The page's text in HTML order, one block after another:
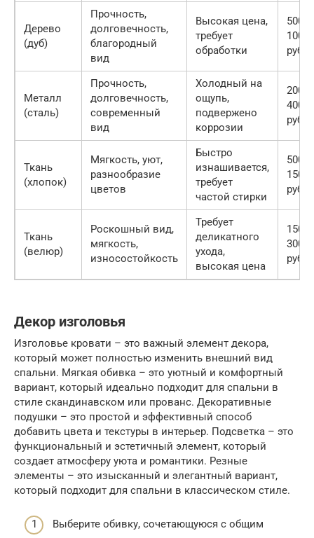
Дерево
(дуб)
Прочность,
долговечность,
благородный
вид
Высокая цена,
требует
обработки
5000-
10000
руб.
Металл
(сталь)
Прочность,
долговечность,
современный
вид
Холодный на
ощупь,
подвержено
коррозии
2000-
4000
руб.
Ткань
(хлопок)
Мягкость, уют,
разнообразие
цветов
Быстро
изнашивается,
требует
частой стирки
500-
1500
руб.
Ткань
(велюр)
Роскошный вид,
мягкость,
износостойкость
Требует
деликатного
ухода,
высокая цена
1500-
3000
руб.
Декор изголовья
Изголовье кровати – это важный элемент декора,
который может полностью изменить внешний вид
спальни. Мягкая обивка – это уютный и комфортный
вариант, который идеально подходит для спальни в
стиле скандинавском или прованс. Декоративные
подушки – это простой и эффективный способ
добавить цвета и текстуры в интерьер. Подсветка – это
функциональный и эстетичный элемент, который
создает атмосферу уюта и романтики. Резные
элементы – это изысканный и элегантный вариант,
который подходит для спальни в классическом стиле.
Выберите обивку, сочетающуюся с общим